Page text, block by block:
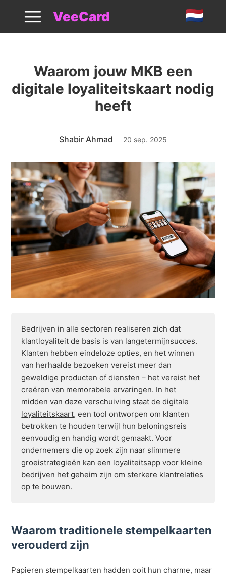
VeeCard
Waarom jouw MKB een
digitale loyaliteitskaart nodig
heeft
Shabir Ahmad 20 sep. 2025
Bedrijven in alle sectoren realiseren zich dat
klantloyaliteit de basis is van langetermijnsucces.
Klanten hebben eindeloze opties, en het winnen
van herhaalde bezoeken vereist meer dan
geweldige producten of diensten – het vereist het
creëren van memorabele ervaringen. In het
midden van deze verschuiving staat dedigitale
loyaliteitskaart, een tool ontworpen om klanten
betrokken te houden terwijl hun beloningsreis
eenvoudig en handig wordt gemaakt. Voor
ondernemers die op zoek zijn naar slimmere
groeistrategieën kan een loyaliteitsapp voor kleine
bedrijven het geheim zijn om sterkere klantrelaties
op te bouwen.
Waarom traditionele stempelkaarten
verouderd zijn
Papieren stempelkaarten hadden ooit hun charme, maar